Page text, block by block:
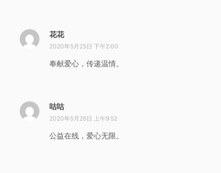
花花说
道
2020年5月25日 下午2:00
奉献爱心，传递温情。
咕咕说
道
2020年5月26日 上午9:52
公益在线，爱心无限。